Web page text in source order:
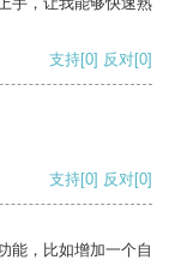
支持[0] 反对[0]
支持[0] 反对[0]
能，比如增加一个自